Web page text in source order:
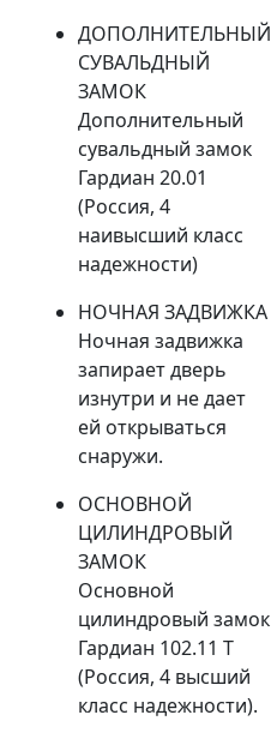
ДОПОЛНИТЕЛЬНЫЙ
СУВАЛЬДНЫЙ
ЗАМОК
Дополнительный
сувальдный замок
Гардиан 20.01
(Россия, 4
наивысший класс
надежности)
НОЧНАЯ ЗАДВИЖКА
Ночная задвижка
запирает дверь
изнутри и не дает
ей открываться
снаружи.
ОСНОВНОЙ
ЦИЛИНДРОВЫЙ
ЗАМОК
Основной
цилиндровый замок
Гардиан 102.11 Т
(Россия, 4 высший
класс надежности).